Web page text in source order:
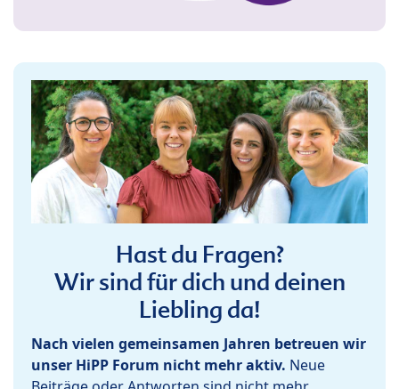
Hast du Fragen?
Wir sind für dich und deinen
Liebling da!
Nach vielen gemeinsamen Jahren betreuen wir
unser HiPP Forum nicht mehr aktiv. Neue